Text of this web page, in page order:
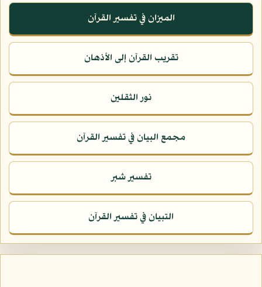
الميزان في تفسير القرآن
تقريب القرآن إلى الأذهان
نور الثقلين
مجمع البيان في تفسير القرآن
تفسير شبر
التبيان في تفسير القرآن